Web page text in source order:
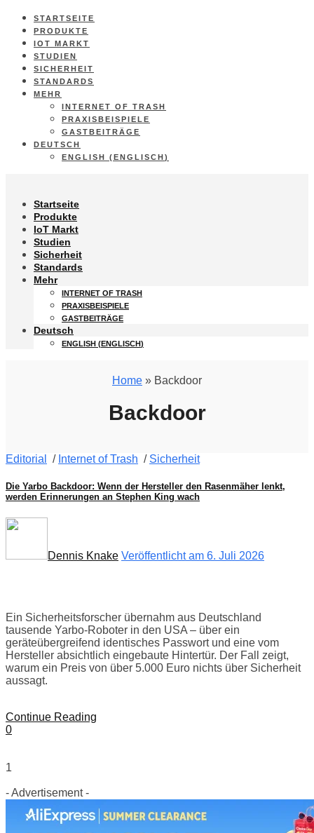
STARTSEITE
PRODUKTE
IOT MARKT
STUDIEN
SICHERHEIT
STANDARDS
MEHR
INTERNET OF TRASH
PRAXISBEISPIELE
GASTBEITRÄGE
DEUTSCH
ENGLISH (ENGLISCH)
Startseite
Produkte
IoT Markt
Studien
Sicherheit
Standards
Mehr
INTERNET OF TRASH
PRAXISBEISPIELE
GASTBEITRÄGE
Deutsch
ENGLISH (ENGLISCH)
Home » Backdoor
Backdoor
Editorial / Internet of Trash / Sicherheit
Die Yarbo Backdoor: Wenn der Hersteller den Rasenmäher lenkt,
werden Erinnerungen an Stephen King wach
Dennis Knake Veröffentlicht am 6. Juli 2026
Ein Sicherheitsforscher übernahm aus Deutschland
tausende Yarbo-Roboter in den USA – über ein
geräteübergreifend identisches Passwort und eine vom
Hersteller absichtlich eingebaute Hintertür. Der Fall zeigt,
warum ein Preis von über 5.000 Euro nichts über Sicherheit
aussagt.
Continue Reading
0
1
- Advertisement -